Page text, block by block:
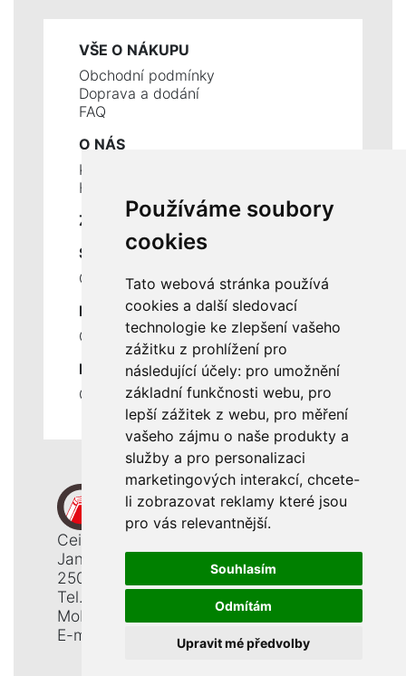
Používáme soubory
cookies
Tato webová stránka používá
cookies a další sledovací
technologie ke zlepšení vašeho
zážitku z prohlížení pro
následující účely: pro umožnění
základní funkčnosti webu, pro
lepší zážitek z webu, pro měření
vašeho zájmu o naše produkty a
služby a pro personalizaci
marketingových interakcí, chcete-
li zobrazovat reklamy které jsou
pro vás relevantnější.
Souhlasím
Odmítám
Upravit mé předvolby
VŠE O NÁKUPU
Obchodní podmínky
Doprava a dodání
FAQ
O NÁS
Kontakty
Historie a současnost
ZÁKLADNÍ ÚDAJE
SLUŽBY
Ceník servisních prací
DŮLEŽITÉ INFORMACE
Ochrana osobních údajů
RYCHLÉ ODKAZY
Odstoupení od smlouvy
Ceiba, s. r. o.
Jana Opletala 1265
250 01 Brandýs n. L. - St. Boleslav
Tel.: +420 326 911 044
Mobil: +420 777 345 008
E-mail:
info@ceiba.cz